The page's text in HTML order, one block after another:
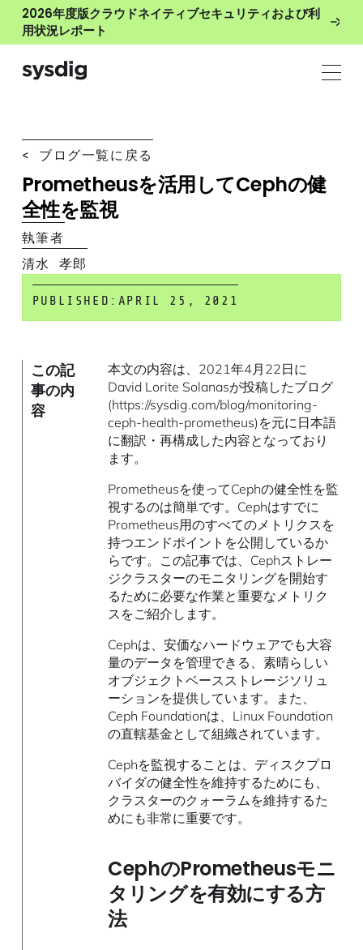
2026年度版クラウドネイティブセキュリティおよび利
用状況レポート
< ブログ一覧に戻る
Prometheusを活用してCephの健
全性を監視
執筆者
清水 孝郎
PUBLISHED: APRIL 25, 2021
この記
事の内
容
本文の内容は、2021年4月22日に
David Lorite Solanasが投稿したブログ
(https://sysdig.com/blog/monitoring-
ceph-health-prometheus)を元に日本語
に翻訳・再構成した内容となっており
ます。
Prometheusを使ってCephの健全性を監
視するのは簡単です。Cephはすでに
Prometheus用のすべてのメトリクスを
持つエンドポイントを公開しているか
らです。この記事では、Cephストレー
ジクラスターのモニタリングを開始す
るために必要な作業と重要なメトリク
スをご紹介します。
Cephは、安価なハードウェアでも大容
量のデータを管理できる、素晴らしい
オブジェクトベースストレージソリュ
ーションを提供しています。また、
Ceph Foundationは、Linux Foundation
の直轄基金として組織されています。
Cephを監視することは、ディスクプロ
バイダの健全性を維持するためにも、
クラスターのクォーラムを維持するた
めにも非常に重要です。
CephのPrometheusモニ
タリングを有効にする方
法